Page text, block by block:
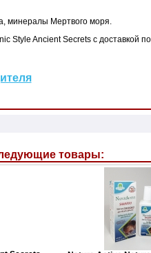
минералы Мертвого моря.
Style Ancient Secrets с доставкой
товары: